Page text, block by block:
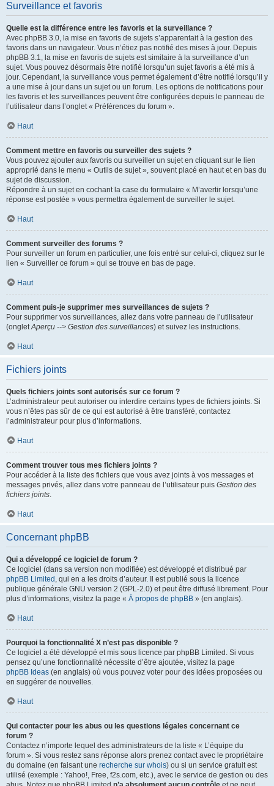
Surveillance et favoris
Quelle est la différence entre les favoris et la surveillance ?
Avec phpBB 3.0, la mise en favoris de sujets s’apparentait à la gestion des
favoris dans un navigateur. Vous n’étiez pas notifié des mises à jour. Depuis
phpBB 3.1, la mise en favoris de sujets est similaire à la surveillance d’un
sujet. Vous pouvez désormais être notifié lorsqu’un sujet favoris a été mis à
jour. Cependant, la surveillance vous permet également d’être notifié lorsqu’il y
a une mise à jour dans un sujet ou un forum. Les options de notifications pour
les favoris et les surveillances peuvent être configurées depuis le panneau de
l’utilisateur dans l’onglet « Préférences du forum ».
Haut
Comment mettre en favoris ou surveiller des sujets ?
Vous pouvez ajouter aux favoris ou surveiller un sujet en cliquant sur le lien
approprié dans le menu « Outils de sujet », souvent placé en haut et en bas du
sujet de discussion.
Répondre à un sujet en cochant la case du formulaire « M’avertir lorsqu’une
réponse est postée » vous permettra également de surveiller le sujet.
Haut
Comment surveiller des forums ?
Pour surveiller un forum en particulier, une fois entré sur celui-ci, cliquez sur le
lien « Surveiller ce forum » qui se trouve en bas de page.
Haut
Comment puis-je supprimer mes surveillances de sujets ?
Pour supprimer vos surveillances, allez dans votre panneau de l’utilisateur
(ongletAperçu --> Gestion des surveillances) et suivez les instructions.
Haut
Fichiers joints
Quels fichiers joints sont autorisés sur ce forum ?
L’administrateur peut autoriser ou interdire certains types de fichiers joints. Si
vous n’êtes pas sûr de ce qui est autorisé à être transféré, contactez
l’administrateur pour plus d’informations.
Haut
Comment trouver tous mes fichiers joints ?
Pour accéder à la liste des fichiers que vous avez joints à vos messages et
messages privés, allez dans votre panneau de l’utilisateur puis Gestion des
fichiers joints.
Haut
Concernant phpBB
Qui a développé ce logiciel de forum ?
Ce logiciel (dans sa version non modifiée) est développé et distribué par
phpBB Limited , qui en a les droits d’auteur. Il est publié sous la licence
publique générale GNU version 2 (GPL-2.0) et peut être diffusé librement. Pour
plus d’informations, visitez la page « À propos de phpBB » (en anglais).
Haut
Pourquoi la fonctionnalité X n’est pas disponible ?
Ce logiciel a été développé et mis sous licence par phpBB Limited. Si vous
pensez qu’une fonctionnalité nécessite d’être ajoutée, visitez la page
phpBB Ideas (en anglais) où vous pouvez voter pour des idées proposées ou
en suggérer de nouvelles.
Haut
Qui contacter pour les abus ou les questions légales concernant ce
forum ?
Contactez n’importe lequel des administrateurs de la liste « L’équipe du
forum ». Si vous restez sans réponse alors prenez contact avec le propriétaire
du domaine (en faisant une recherche sur whois) ou si un service gratuit est
utilisé (exemple : Yahoo!, Free, f2s.com, etc.), avec le service de gestion ou des